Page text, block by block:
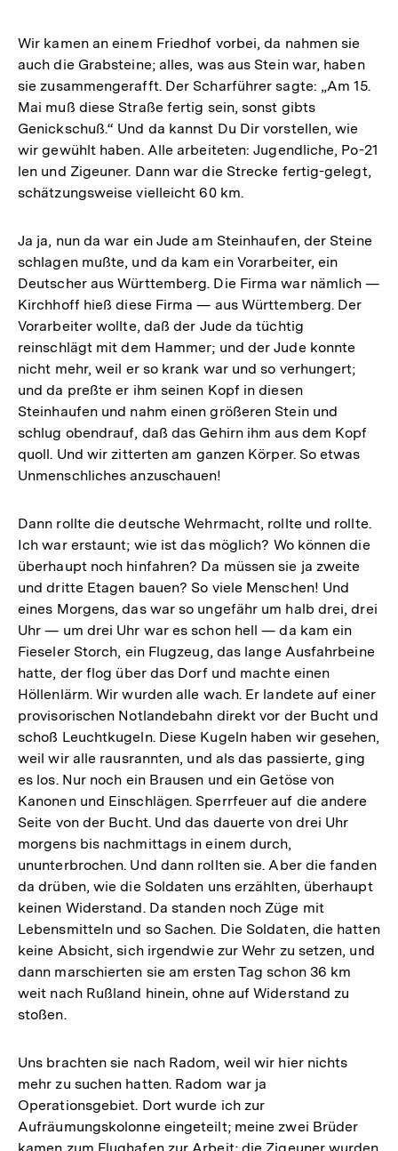
Wir kamen an einem Friedhof vorbei, da nahmen sie
auch die Grabsteine; alles, was aus Stein war, haben
sie zusammengerafft. Der Scharführer sagte: „Am 15.
Mai muß diese Straße fertig sein, sonst gibts
Genickschuß.“ Und da kannst Du Dir vorstellen, wie
wir gewühlt haben. Alle arbeiteten: Jugendliche, Po-21
len und Zigeuner. Dann war die Strecke fertig-gelegt,
schätzungsweise vielleicht 60 km.
Ja ja, nun da war ein Jude am Steinhaufen, der Steine
schlagen mußte, und da kam ein Vorarbeiter, ein
Deutscher aus Württemberg. Die Firma war nämlich —
Kirchhoff hieß diese Firma — aus Württemberg. Der
Vorarbeiter wollte, daß der Jude da tüchtig
reinschlägt mit dem Hammer; und der Jude konnte
nicht mehr, weil er so krank war und so verhungert;
und da preßte er ihm seinen Kopf in diesen
Steinhaufen und nahm einen größeren Stein und
schlug obendrauf, daß das Gehirn ihm aus dem Kopf
quoll. Und wir zitterten am ganzen Körper. So etwas
Unmenschliches anzuschauen!
Dann rollte die deutsche Wehrmacht, rollte und rollte.
Ich war erstaunt; wie ist das möglich? Wo können die
überhaupt noch hinfahren? Da müssen sie ja zweite
und dritte Etagen bauen? So viele Menschen! Und
eines Morgens, das war so ungefähr um halb drei, drei
Uhr — um drei Uhr war es schon hell — da kam ein
Fieseler Storch, ein Flugzeug, das lange Ausfahrbeine
hatte, der flog über das Dorf und machte einen
Höllenlärm. Wir wurden alle wach. Er landete auf einer
provisorischen Notlandebahn direkt vor der Bucht und
schoß Leuchtkugeln. Diese Kugeln haben wir gesehen,
weil wir alle rausrannten, und als das passierte, ging
es los. Nur noch ein Brausen und ein Getöse von
Kanonen und Einschlägen. Sperrfeuer auf die andere
Seite von der Bucht. Und das dauerte von drei Uhr
morgens bis nachmittags in einem durch,
ununterbrochen. Und dann rollten sie. Aber die fanden
da drüben, wie die Soldaten uns erzählten, überhaupt
keinen Widerstand. Da standen noch Züge mit
Lebensmitteln und so Sachen. Die Soldaten, die hatten
keine Absicht, sich irgendwie zur Wehr zu setzen, und
dann marschierten sie am ersten Tag schon 36 km
weit nach Rußland hinein, ohne auf Widerstand zu
stoßen.
Uns brachten sie nach Radom, weil wir hier nichts
mehr zu suchen hatten. Radom war ja
Operationsgebiet. Dort wurde ich zur
Aufräumungskolonne eingeteilt; meine zwei Brüder
kamen zum Flughafen zur Arbeit; die Zigeuner wurden